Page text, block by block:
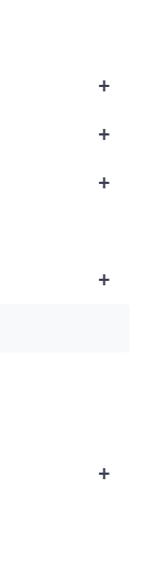
+
+
+
+
+